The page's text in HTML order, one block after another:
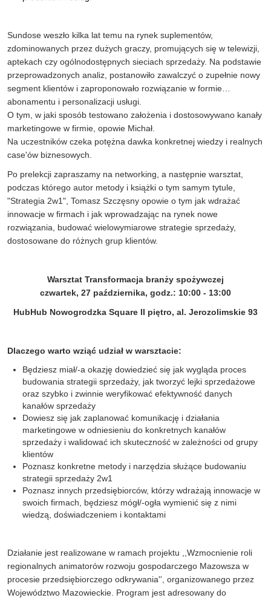
Sundose weszło kilka lat temu na rynek suplementów,
zdominowanych przez dużych graczy, promujących się w telewizji,
aptekach czy ogólnodostępnych sieciach sprzedaży. Na podstawie
przeprowadzonych analiz, postanowiło zawalczyć o zupełnie nowy
segment klientów i zaproponowało rozwiązanie w formie…
abonamentu i personalizacji usługi.
O tym, w jaki sposób testowano założenia i dostosowywano kanały
marketingowe w firmie, opowie Michał.
Na uczestników czeka potężna dawka konkretnej wiedzy i realnych
case'ów biznesowych.
Po prelekcji zapraszamy na networking, a następnie warsztat,
podczas którego autor metody i książki o tym samym tytule,
"Strategia 2w1", Tomasz Szczęsny opowie o tym jak wdrażać
innowacje w firmach i jak wprowadzając na rynek nowe
rozwiązania, budować wielowymiarowe strategie sprzedaży,
dostosowane do różnych grup klientów.
Warsztat Transformacja branży spożywczej
czwartek, 27 października, godz.: 10:00 - 13:00
HubHub Nowogrodzka Square II piętro, al. Jerozolimskie 93
Dlaczego warto wziąć udział w warsztacie:
Będziesz miał/-a okazję dowiedzieć się jak wygląda proces
budowania strategii sprzedaży, jak tworzyć lejki sprzedażowe
oraz szybko i zwinnie weryfikować efektywność danych
kanałów sprzedaży
Dowiesz się jak zaplanować komunikację i działania
marketingowe w odniesieniu do konkretnych kanałów
sprzedaży i walidować ich skuteczność w zależności od grupy
klientów
Poznasz konkretne metody i narzędzia służące budowaniu
strategii sprzedaży 2w1
Poznasz innych przedsiębiorców, którzy wdrażają innowacje w
swoich firmach, będziesz mógł/-ogła wymienić się z nimi
wiedzą, doświadczeniem i kontaktami
Działanie jest realizowane w ramach projektu ,,Wzmocnienie roli
regionalnych animatorów rozwoju gospodarczego Mazowsza w
procesie przedsiębiorczego odkrywania'', organizowanego przez
Województwo Mazowieckie. Program jest adresowany do